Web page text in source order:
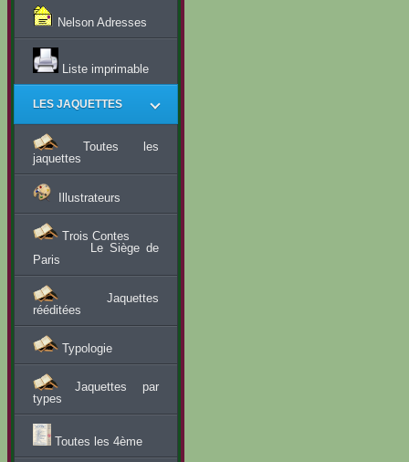
Nelson Adresses
Liste imprimable
LES JAQUETTES
Toutes les
jaquettes
Illustrateurs
Trois Contes
Le Siège de
Paris
Jaquettes
rééditées
Typologie
Jaquettes par
types
Toutes les 4ème